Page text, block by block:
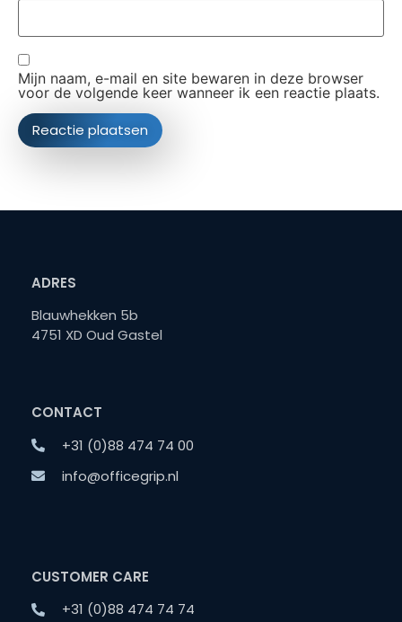
Mijn naam, e-mail en site bewaren in deze browser
voor de volgende keer wanneer ik een reactie plaats.
ADRES
Blauwhekken 5b
4751 XD Oud Gastel
CONTACT
+31 (0)88 474 74 00
info@officegrip.nl
CUSTOMER CARE
+31 (0)88 474 74 74